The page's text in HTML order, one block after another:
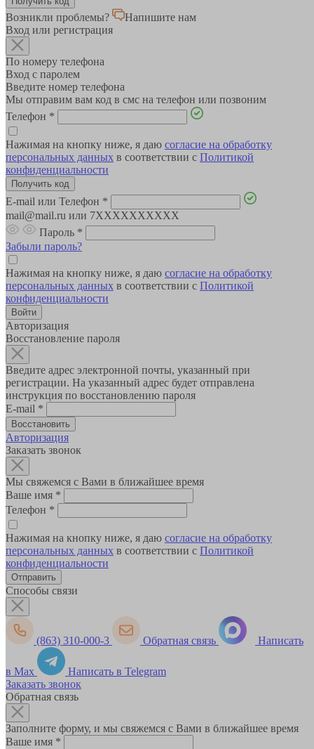
Возникли проблемы?
Напишите нам
Вход или регистрация
По номеру телефона
Вход с паролем
Введите номер телефона
Мы отправим вам код в смс на телефон или позвоним
Телефон *
Нажимая на кнопку ниже, я даю согласие на обработку
персональных данных в соответствии с Политикой
конфиденциальности
E-mail или Телефон *
mail@mail.ru или 7XXXXXXXXXX
Пароль *
Забыли пароль?
Нажимая на кнопку ниже, я даю согласие на обработку
персональных данных в соответствии с Политикой
конфиденциальности
Авторизация
Восстановление пароля
Введите адрес электронной почты, указанный при
регистрации. На указанный адрес будет отправлена
инструкция по восстановлению пароля
E-mail *
Авторизация
Заказать звонок
Мы свяжемся с Вами в ближайшее время
Ваше имя *
Телефон *
Нажимая на кнопку ниже, я даю согласие на обработку
персональных данных в соответствии с Политикой
конфиденциальности
Способы связи
(863) 310-000-3 Обратная связь Написать
в Max
Написать в Telegram
Заказать звонок
Обратная связь
Заполните форму, и мы свяжемся с Вами в ближайшее время
Ваше имя *